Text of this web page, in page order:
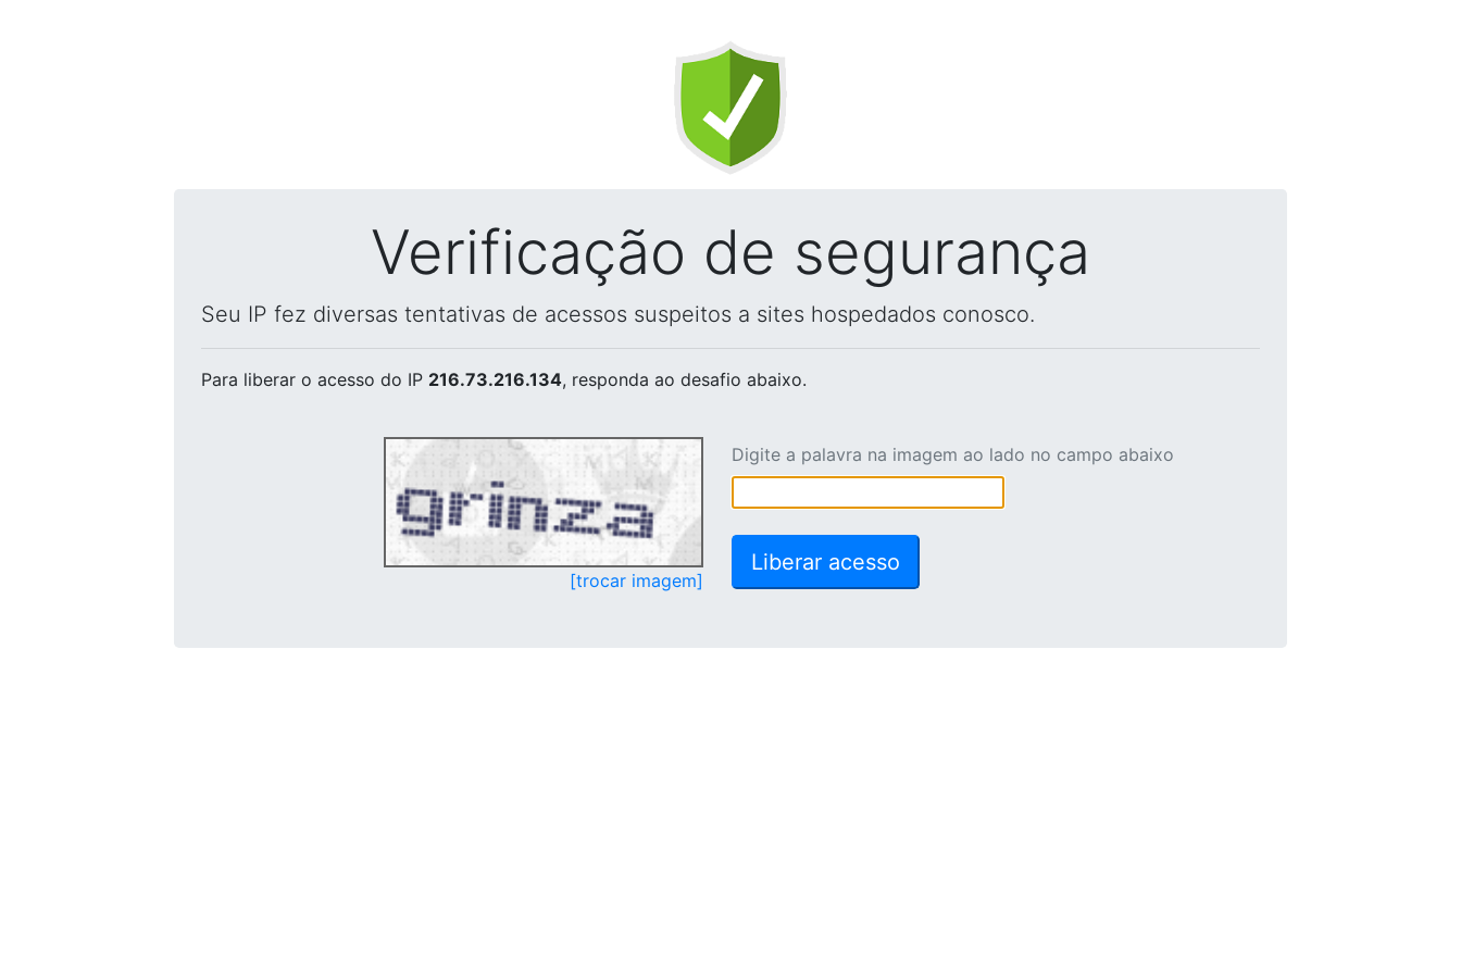
Verificação de segurança
Seu IP fez diversas tentativas de acessos suspeitos a sites hospedados conosco.
Para liberar o acesso do IP 216.73.216.134, responda ao desafio abaixo.
[trocar imagem]
Digite a palavra na imagem ao lado no campo abaixo